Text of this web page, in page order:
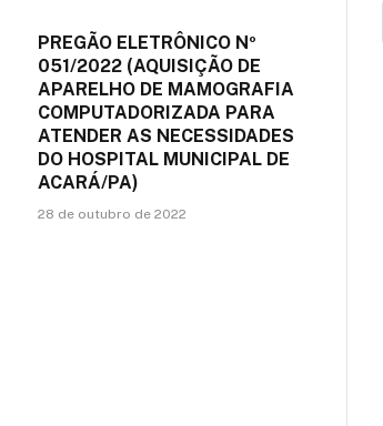
PREGÃO ELETRÔNICO Nº
051/2022 (AQUISIÇÃO DE
APARELHO DE MAMOGRAFIA
COMPUTADORIZADA PARA
ATENDER AS NECESSIDADES
DO HOSPITAL MUNICIPAL DE
ACARÁ/PA)
28 de outubro de 2022